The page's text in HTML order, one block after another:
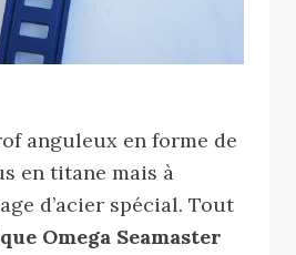
anguleux en forme de
en titane mais à
d’acier spécial. Tout
Omega Seamaster